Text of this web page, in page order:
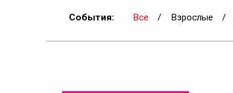
События: Все / Взрослые /